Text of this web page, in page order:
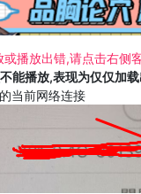
播放出错,请点击右侧
能播放,表现为仅仅加
当前网络连接